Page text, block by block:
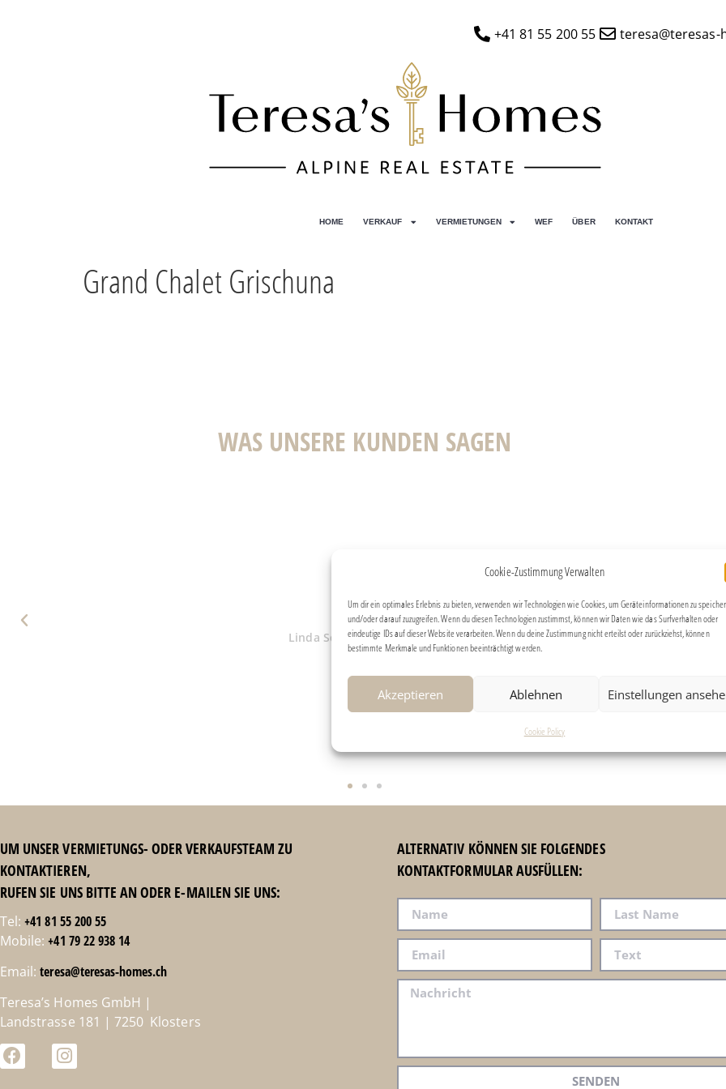
Cookie-Zustimmung Verwalten
Um dir ein optimales Erlebnis zu bieten, verwenden wir Technologien wie Cookies, um Geräteinformationen zu
und/oder darauf zuzugreifen. Wenn du diesen Technologien zustimmst, können wir Daten wie das Surfverhalten oder
eindeutige IDs auf dieser Website verarbeiten. Wenn du deine Zustimmung nicht erteilst oder zurückziehst, können
bestimmte Merkmale und Funktionen beeinträchtigt werden.
Akzeptieren Ablehnen Einstellungen
Cookie Policy
+41 81 55 200 55 teresa@teresas-
HOME VERKAUF VERMIETUNGEN WEF ÜBER KONTAKT
Grand Chalet Grischuna
WAS UNSERE KUNDEN SAGEN
Look no further!
Linda Schiffman and family
UM UNSER VERMIETUNGS- ODER VERKAUFSTEAM ZU
KONTAKTIEREN,
RUFEN SIE UNS BITTE AN ODER E-MAILEN SIE UNS:
Tel:+41 81 55 200 55
Mobile:+41 79 22 938 14
Email:teresa@teresas-homes.ch
Teresa’s Homes GmbH |
Landstrasse 181 | 7250 Klosters
ALTERNATIV KÖNNEN SIE FOLGENDES
KONTAKTFORMULAR AUSFÜLLEN:
SENDEN